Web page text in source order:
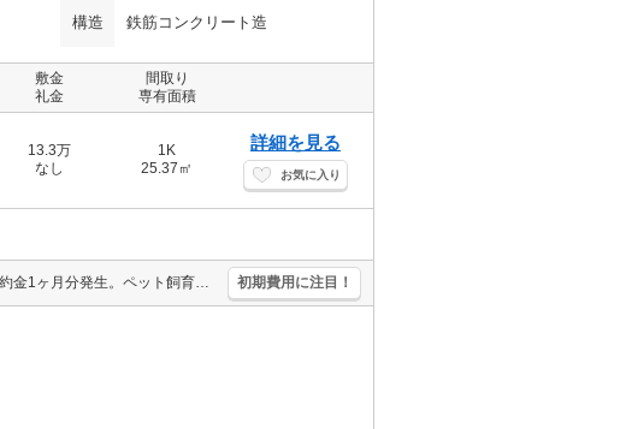
構造 鉄筋コンクリート造
敷金
礼金
間取り
専有面積
13.3万
なし
1K
25.37㎡
詳細を見る
お気に入り
駐輪場無料。インターネット無料。1年未満の解約時、違約金1ヶ月分発生。ペット飼育の場合、敷金1ヵ月分増。バイク置き場あり。浴室乾燥機付。バス・トイレ別。TVインターホン付き。宅配ボックスあり。 初期費用に注目！